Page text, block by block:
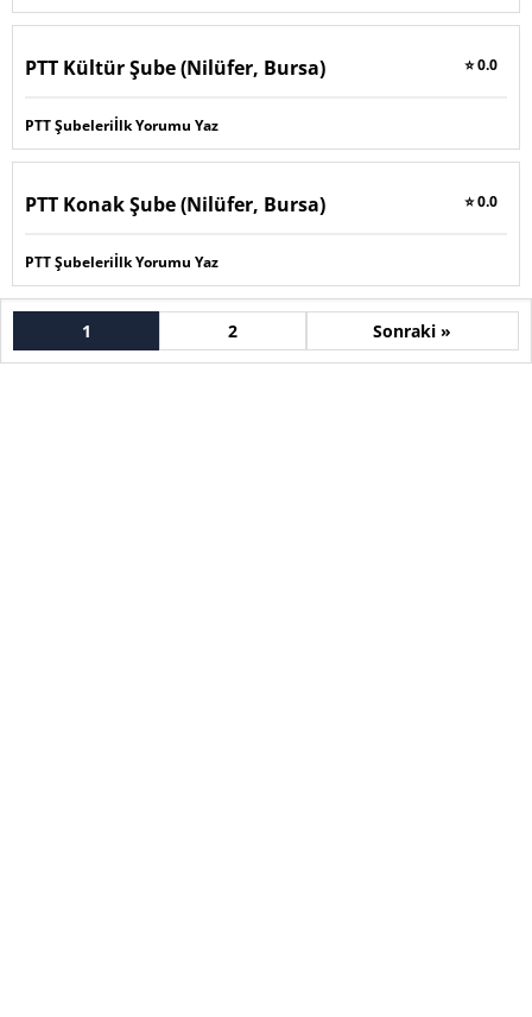
PTT Kültür Şube (Nilüfer, Bursa) ⭐ 0.0
PTT Şubeleriİlk Yorumu Yaz
PTT Konak Şube (Nilüfer, Bursa) ⭐ 0.0
PTT Şubeleriİlk Yorumu Yaz
1 2 Sonraki »